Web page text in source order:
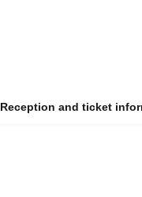
Reception and ticket